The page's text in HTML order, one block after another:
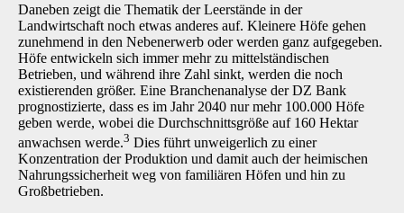
Daneben zeigt die Thematik der Leerstände in der
Landwirtschaft noch etwas anderes auf. Kleinere Höfe gehen
zunehmend in den Nebenerwerb oder werden ganz aufgegeben.
Höfe entwickeln sich immer mehr zu mittelständischen
Betrieben, und während ihre Zahl sinkt, werden die noch
existierenden größer. Eine Branchenanalyse der DZ Bank
prognostizierte, dass es im Jahr 2040 nur mehr 100.000 Höfe
geben werde, wobei die Durchschnittsgröße auf 160 Hektar
anwachsen werde.3 Dies führt unweigerlich zu einer
Konzentration der Produktion und damit auch der heimischen
Nahrungssicherheit weg von familiären Höfen und hin zu
Großbetrieben.